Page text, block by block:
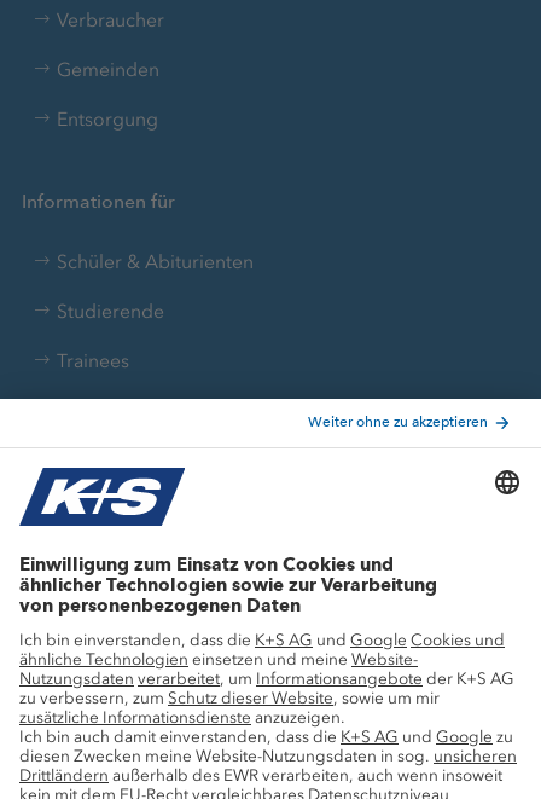
Verbraucher
Gemeinden
Entsorgung
Informationen für
Schüler & Abiturienten
Studierende
Trainees
Aktuelle Themen
Stellenangebote
Wachstumsprojekte
Innovation
Nachhaltigkeit
Service